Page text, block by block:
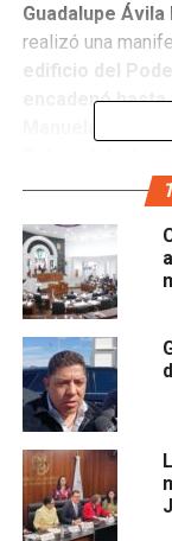
Guadalupe
realizó una
edificio del
encadenó
Manuela
el despojo de su
La mujer expuso
intentado
respuesta, por lo
gobernador del
presidente de la
Obrador ,
sufriendo
especuladores